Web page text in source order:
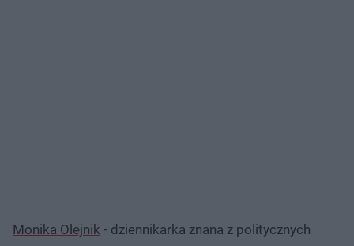
Monika Olejnik - dziennikarka znana z politycznych